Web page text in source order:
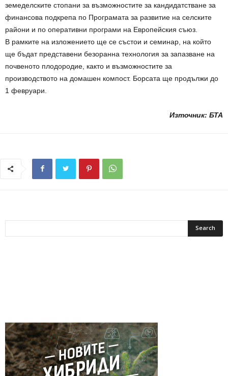
земеделските стопани за възможностите за кандидатстване за
финансова подкрепа по Програмата за развитие на селските
райони и по оперативни програми на Европейския съюз.
В рамките на изложението ще се състои и семинар, на който
ще бъдат представени безоранна технология за запазване на
почвеното плодородие, както и възможностите за
производството на домашен компост. Борсата ще продължи до
1 февруари.
Източник: БТА